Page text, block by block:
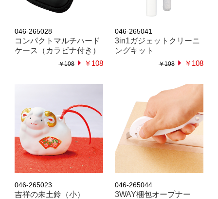
046-265028
コンパクトマルチハード
ケース（カラビナ付き）
￥108 ￥108
046-265041
3in1ガジェットクリーニ
ングキット
￥108 ￥108
046-265023
吉祥の未土鈴（小）
046-265044
3WAY梱包オープナー